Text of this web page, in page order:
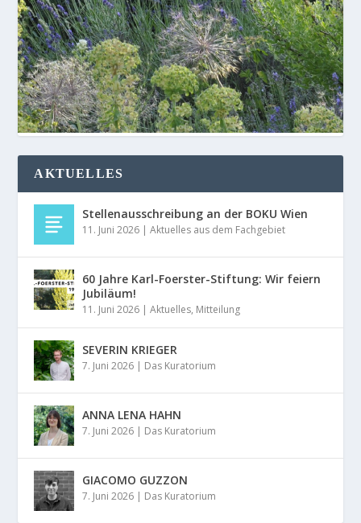
AKTUELLES
Stellenausschreibung an der BOKU Wien
11. Juni 2026 |Aktuelles aus dem Fachgebiet
60 Jahre Karl-Foerster-Stiftung: Wir feiern
Jubiläum!
11. Juni 2026 |Aktuelles, Mitteilung
SEVERIN KRIEGER
7. Juni 2026 | Das Kuratorium
ANNA LENA HAHN
7. Juni 2026 | Das Kuratorium
GIACOMO GUZZON
7. Juni 2026 | Das Kuratorium